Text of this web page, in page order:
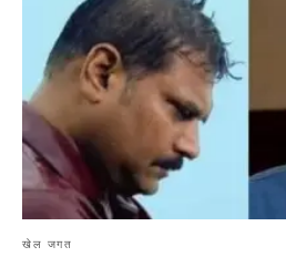
खेल जगत